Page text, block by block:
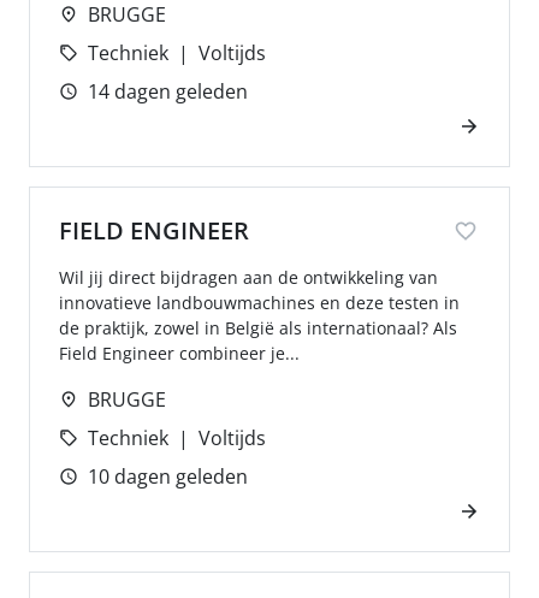
BRUGGE
Techniek
Voltijds
14 dagen geleden
FIELD ENGINEER
Wil jij direct bijdragen aan de ontwikkeling van
innovatieve landbouwmachines en deze testen in
de praktijk, zowel in België als internationaal? Als
Field Engineer combineer je...
BRUGGE
Techniek
Voltijds
10 dagen geleden